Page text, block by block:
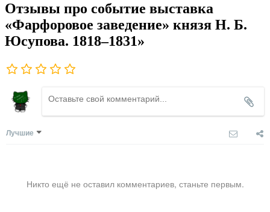
Отзывы про событие выставка
«Фарфоровое заведение» князя Н. Б.
Юсупова. 1818‒1831»
Лучшие
Никто ещё не оставил комментариев, станьте первым.